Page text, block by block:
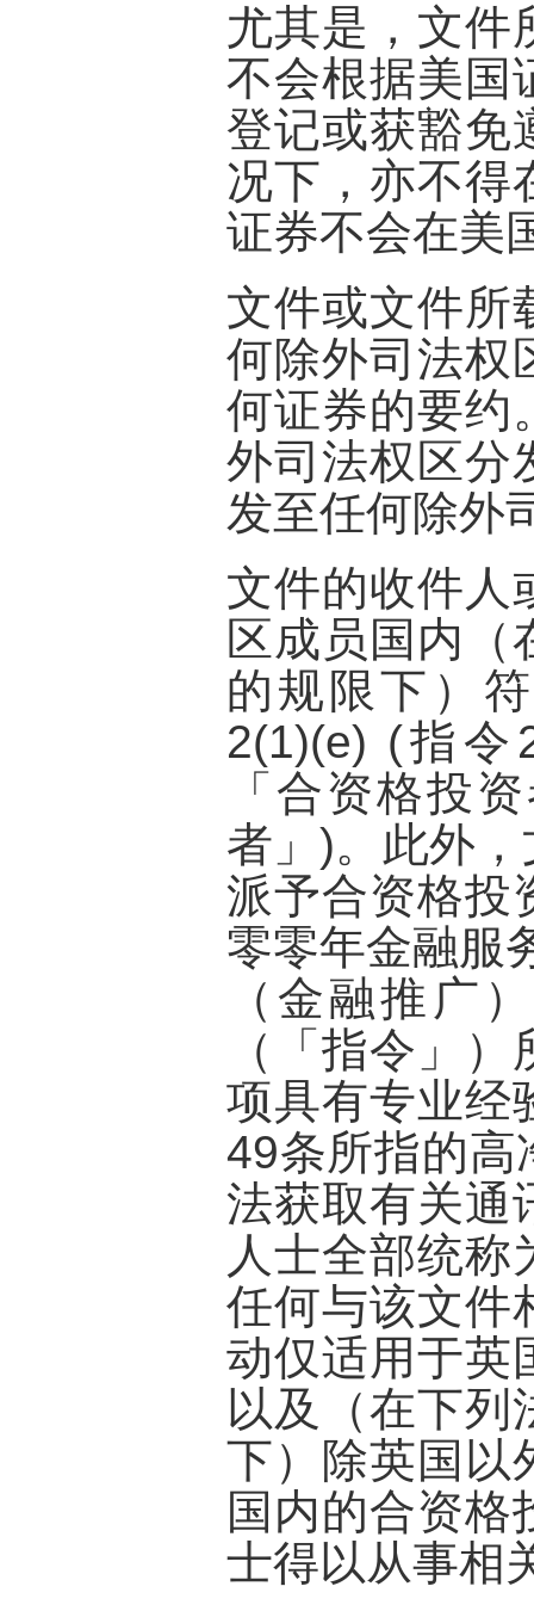
尤其是，文件
不会根据美国
登记或获豁免
况下，亦不得
证券不会在美
文件或文件所
何除外司法权
何证券的要约
外司法权区分
发至任何除外
文件的收件人
区成员国内（
的规限下）
2(1)(e) (指令
「合资格投
者」)。此外
派予合资格投
零零年金融服
（金融推广
（「指令」
项具有专业经
49条所指的高
法获取有关通
人士全部统称
任何与该文件
动仅适用于英
以及（在下列
下）除英国以
国内的合资格
士得以从事相